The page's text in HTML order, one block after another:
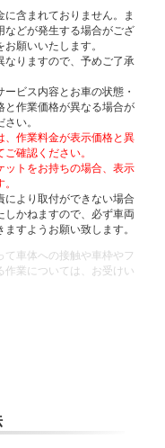
含まれておりません。ま
などが発生する場合がござ
願いいたします。
りますので、予めご了承
ビス内容とお車の状態・
と作業価格が異なる場合が
い。
作業料金が表示価格と異
確認ください。
トをお持ちの場合、表示
より取付ができない場合
しかねますので、必ず車両
すようお願い致します。
車体への接触や車枠やフ
作業については、お受けい